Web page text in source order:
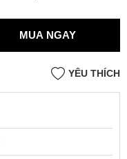
MUA NGAY
YÊU THÍCH